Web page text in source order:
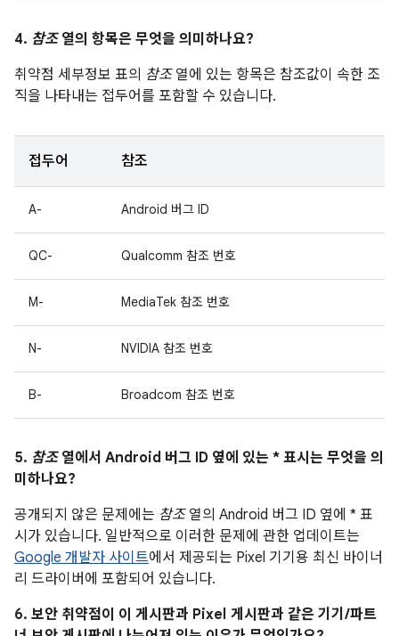
4. 참조열의 항목은 무엇을 의미하나요?
취약점 세부정보 표의 참조열에 있는 항목은 참조값이 속한 조
직을 나타내는 접두어를 포함할 수 있습니다.
접두어 참조
A- Android 버그 ID
QC- Qualcomm 참조 번호
M- MediaTek 참조 번호
N- NVIDIA 참조 번호
B- Broadcom 참조 번호
5. 참조열에서 Android 버그 ID 옆에 있는 * 표시는 무엇을 의
미하나요?
공개되지 않은 문제에는 참조열의 Android 버그 ID 옆에 * 표
시가 있습니다. 일반적으로 이러한 문제에 관한 업데이트는
Google 개발자 사이트에서 제공되는 Pixel 기기용 최신 바이너
리 드라이버에 포함되어 있습니다.
6. 보안 취약점이 이 게시판과 Pixel 게시판과 같은 기기/파트